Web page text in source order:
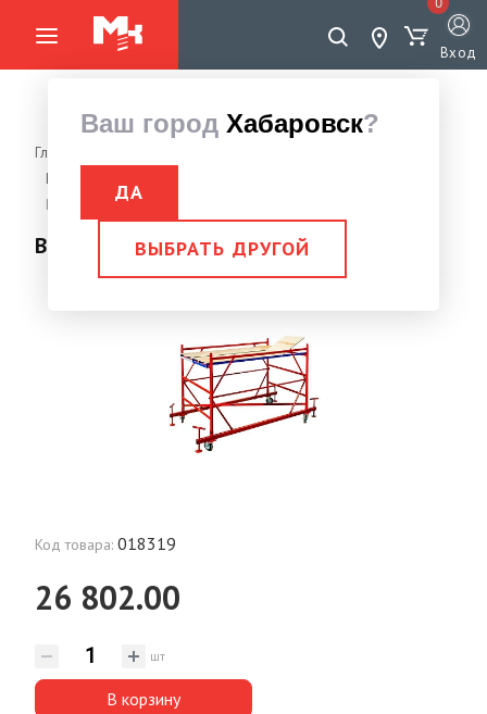
Ваш город Хабаровск?
ДА
ВЫБРАТЬ ДРУГОЙ
Вход
Главная страница
Вышки-тура строительные
Вышка ВСП 250/1,2 базовый блок
Вышка ВСП 250/1,2 базовый блок
Код товара: 018319
26 802.00
шт
В корзину